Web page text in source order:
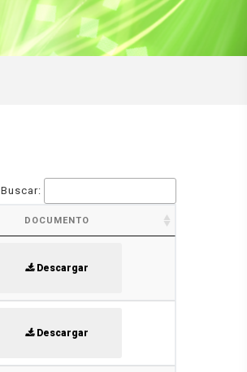
Buscar:
DOCUMENTO
Descargar
Descargar